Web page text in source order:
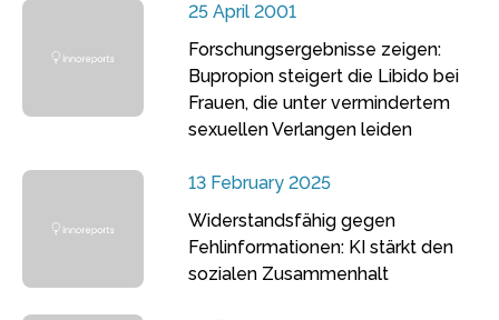
25 April 2001
Forschungsergebnisse zeigen:
Bupropion steigert die Libido bei
Frauen, die unter vermindertem
sexuellen Verlangen leiden
13 February 2025
Widerstandsfähig gegen
Fehlinformationen: KI stärkt den
sozialen Zusammenhalt